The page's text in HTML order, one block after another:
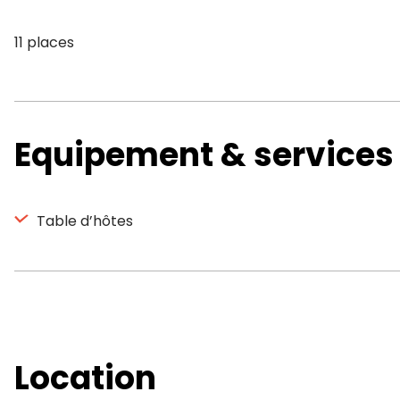
11 places
Equipement & services
Table d’hôtes
Location